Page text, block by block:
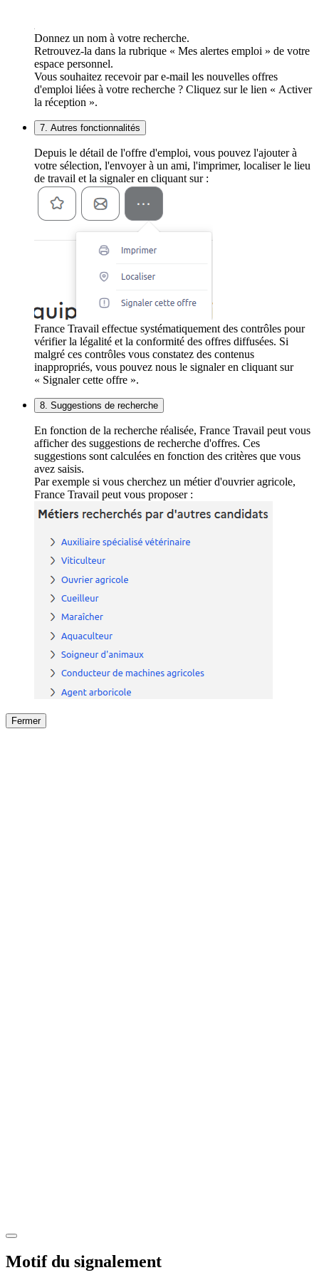
Donnez un nom à votre recherche.
Retrouvez-la dans la rubrique « Mes alertes emploi » de votre
espace personnel.
Vous souhaitez recevoir par e-mail les nouvelles offres
d'emploi liées à votre recherche ? Cliquez sur le lien « Activer
la réception ».
7. Autres fonctionnalités
Depuis le détail de l'offre d'emploi, vous pouvez l'ajouter à
votre sélection, l'envoyer à un ami, l'imprimer, localiser le lieu
de travail et la signaler en cliquant sur :
France Travail effectue systématiquement des contrôles pour
vérifier la légalité et la conformité des offres diffusées. Si
malgré ces contrôles vous constatez des contenus
inappropriés, vous pouvez nous le signaler en cliquant sur
« Signaler cette offre ».
8. Suggestions de recherche
En fonction de la recherche réalisée, France Travail peut vous
afficher des suggestions de recherche d'offres. Ces
suggestions sont calculées en fonction des critères que vous
avez saisis.
Par exemple si vous cherchez un métier d'ouvrier agricole,
France Travail peut vous proposer :
Fermer
Motif du signalement